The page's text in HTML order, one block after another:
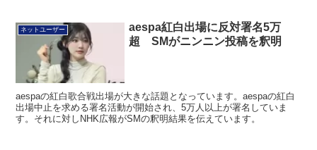
超 SMがニンニン投稿を釈明
aespaの紅白歌合戦出場が大きな話題となっています。aespaの紅白
出場中止を求める署名活動が開始され、5万人以上が署名していま
す。それに対しNHK広報がSMの釈明結果を伝えています。